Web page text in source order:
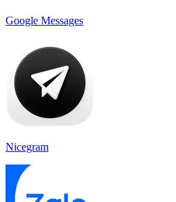
Google Messages
Nicegram